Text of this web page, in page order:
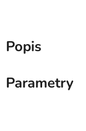
Popis
Parametry